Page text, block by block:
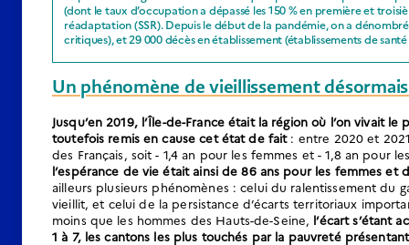
(dont le taux d’occupation a dépassé les 150 % en première et
réadaptation (SSR). Depuis le début de la pandémie, on a
critiques), et 29 000 décès en établissement (établissements de
Un phénomène de vieillissement
Jusqu’en 2019, l’Île-de-France était la région où l’on vivait
toutefois remis en cause cet état de fait: entre 2020 et
des Français, soit - 1,4 an pour les femmes et - 1,8 an pour
l’espérance de vie était ainsi de 86 ans pour les femmes et
ailleurs plusieurs phénomènes : celui du ralentissement du
vieillit, et celui de la persistance d’écarts territoriaux
moins que les hommes des Hauts-de-Seine, l’écart s’étant
1 à 7, les cantons les plus touchés par la pauvreté